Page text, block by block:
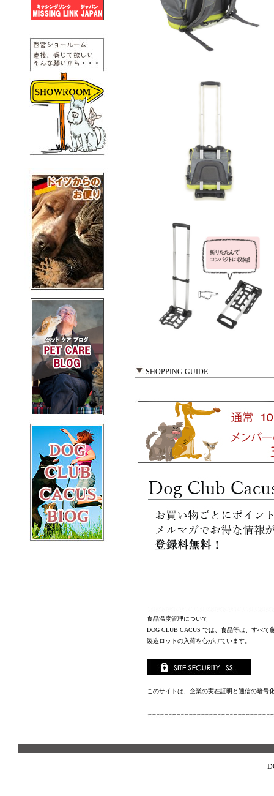
SHOPPING GUIDE
食品温度管理について
DOG CLUB CACUS では、食品等は、すべて
製造ロットの入荷を心がけています。
このサイトは、企業の実在証明と通信の暗号